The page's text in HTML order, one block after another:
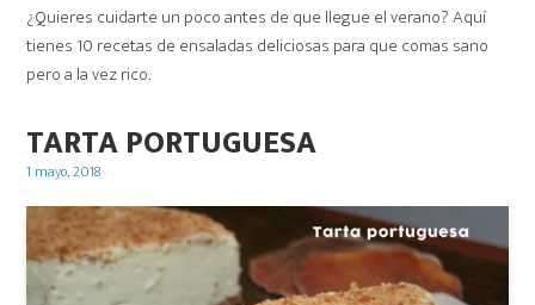
¿Quieres cuidarte un poco antes de que llegue el verano? Aquí
tienes 10 recetas de ensaladas deliciosas para que comas sano
pero a la vez rico.
TARTA PORTUGUESA
Posted
1 mayo, 2018